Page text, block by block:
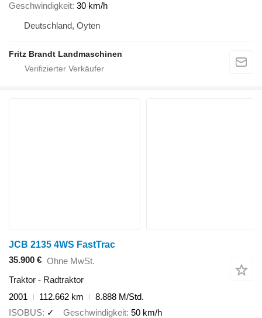
Geschwindigkeit 30 km/h
Deutschland, Oyten
Fritz Brandt Landmaschinen
JCB 2135 4WS FastTrac
35.900 € Ohne MwSt.
Traktor - Radtraktor
2001
112.662 km
8.888 M/Std.
ISOBUS ✓ Geschwindigkeit 50 km/h